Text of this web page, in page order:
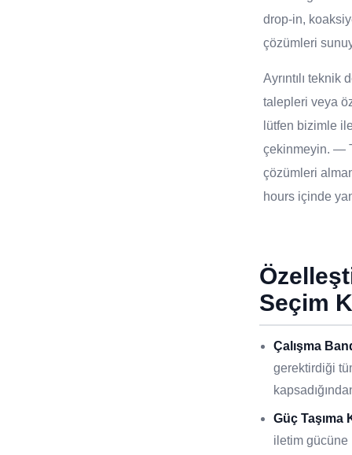
drop-in,
çözümleri
Ayrıntılı teknik
talepleri veya
lütfen bizimle
çekinmeyin. —
çözümleri
hours içinde
Seçim
Çalışma
gerektirdiği
Güç Taşıma
iletim gücüne